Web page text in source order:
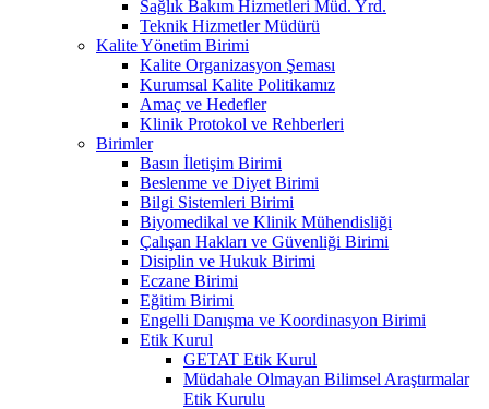
Sağlık Bakım Hizmetleri Müd. Yrd.
Teknik Hizmetler Müdürü
Kalite Yönetim Birimi
Kalite Organizasyon Şeması
Kurumsal Kalite Politikamız
Amaç ve Hedefler
Klinik Protokol ve Rehberleri
Birimler
Basın İletişim Birimi
Beslenme ve Diyet Birimi
Bilgi Sistemleri Birimi
Biyomedikal ve Klinik Mühendisliği
Çalışan Hakları ve Güvenliği Birimi
Disiplin ve Hukuk Birimi
Eczane Birimi
Eğitim Birimi
Engelli Danışma ve Koordinasyon Birimi
Etik Kurul
GETAT Etik Kurul
Müdahale Olmayan Bilimsel Araştırmalar
Etik Kurulu